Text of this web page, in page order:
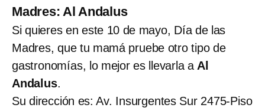
Madres: Al Andalus
Si quieres en este 10 de mayo, Día de las
Madres, que tu mamá pruebe otro tipo de
gastronomías, lo mejor es llevarla a Al
Andalus.
Su dirección es: Av. Insurgentes Sur 2475-Piso